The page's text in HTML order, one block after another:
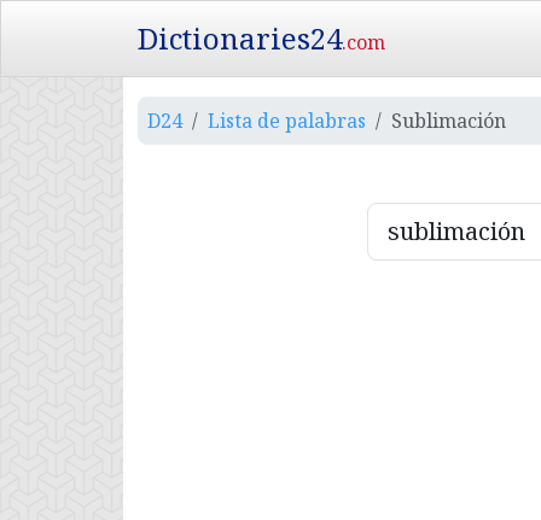
Dictionaries24.com
D24 Lista de palabras Sublimación